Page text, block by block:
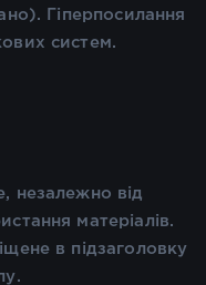
Гіперпосилання
систем.
незалежно від
матеріалів.
в підзаголовку